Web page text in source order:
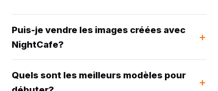
Puis-je vendre les images créées avec
NightCafe?
Quels sont les meilleurs modèles pour